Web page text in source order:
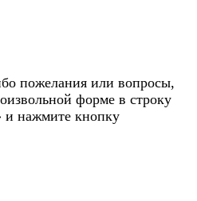
пожелания или вопросы,
форме в строку
и нажмите кнопку